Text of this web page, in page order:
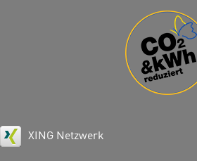
XING Netzwerk